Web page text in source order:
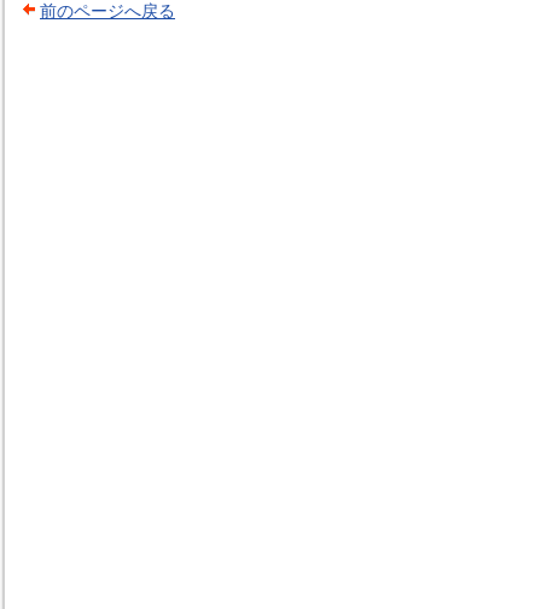
前のページへ戻る